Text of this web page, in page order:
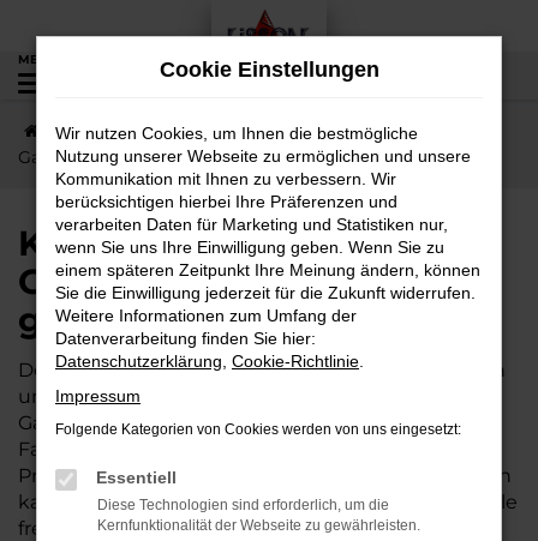
Zum
Hauptinhalt
springen
MENÜ
Startseite Gambach BAW
Kurze Wege nach
Gambach – jetzt BAW 212 günstig kaufen
Kurze Wege nach
Gambach – jetzt BAW 212
günstig kaufen
Der BAW 212 wird gleichermaßen von Expertinnen
und Experten wie von unserer Kundschaft aus
Gambach und Umgebung geschätzt. Dieses
Fahrzeug ist vielseitig und bietet ein exzellentes
Preis-Leistungs-Verhältnis. Wer im Autohaus Lisson
kauft, darf sich zudem auf einige besondere Vorteile
freuen. Unser Familienbetrieb existiert seit 1974,
Cookie Einstellungen
Wir nutzen Cookies, um Ihnen die bestmögliche
Nutzung unserer Webseite zu ermöglichen und unsere
Kommunikation mit Ihnen zu verbessern. Wir
berücksichtigen hierbei Ihre Präferenzen und
verarbeiten Daten für Marketing und Statistiken nur,
wenn Sie uns Ihre Einwilligung geben. Wenn Sie zu
einem späteren Zeitpunkt Ihre Meinung ändern, können
Sie die Einwilligung jederzeit für die Zukunft widerrufen.
Weitere Informationen zum Umfang der
Datenverarbeitung finden Sie hier:
Datenschutzerklärung Cookie-Richtlinie
Impressum
Folgende Kategorien von Cookies werden von uns eingesetzt:
Essentiell
Diese Technologien sind erforderlich, um die
Kernfunktionalität der Webseite zu gewährleisten.